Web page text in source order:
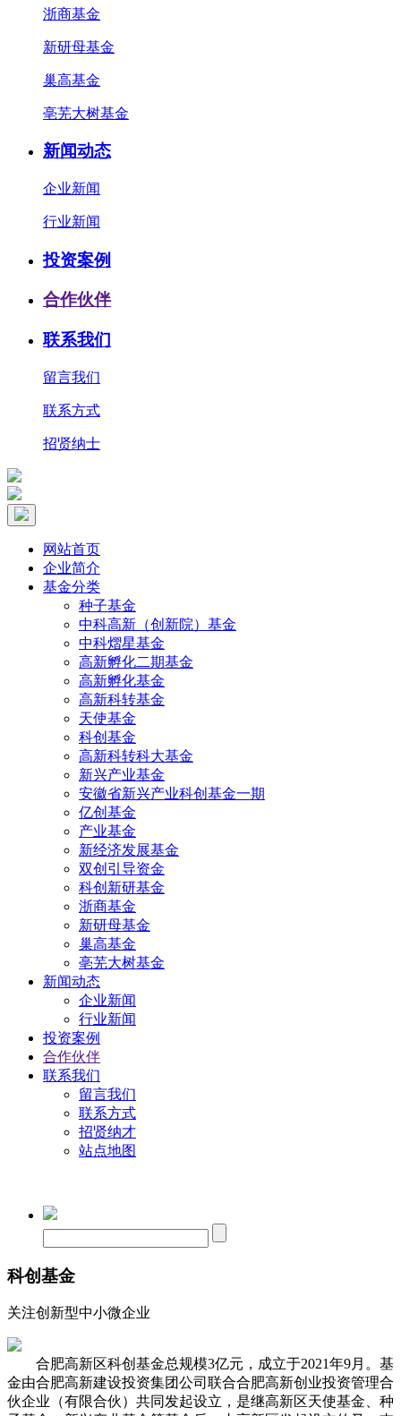
浙商基金
新研母基金
巢高基金
亳芜大树基金
新闻动态
企业新闻
行业新闻
投资案例
合作伙伴
联系我们
留言我们
联系方式
招贤纳士
网站首页
企业简介
基金分类
种子基金
中科高新（创新院）基金
中科熠星基金
高新孵化二期基金
高新孵化基金
高新科转基金
天使基金
科创基金
高新科转科大基金
新兴产业基金
安徽省新兴产业科创基金一期
亿创基金
产业基金
新经济发展基金
双创引导资金
科创新研基金
浙商基金
新研母基金
巢高基金
亳芜大树基金
新闻动态
企业新闻
行业新闻
投资案例
合作伙伴
联系我们
留言我们
联系方式
招贤纳才
站点地图
科创基金
关注创新型中小微企业
合肥高新区科创基金总规模3亿元，成立于2021年9月。基
金由合肥高新建设投资集团公司联合合肥高新创业投资管理合
伙企业（有限合伙）共同发起设立，是继高新区天使基金、种